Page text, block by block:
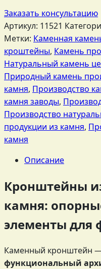
Заказать консультацию
Артикул: 11521
Метки: Каменная
кроштейны, Камень
Натуральный камень
Природный камень
камня, Производство
камня заводы,
Производство
продукции из камня,
камня
Описание
Кронштейны
камня:
элементы для
Каменный кронштейн —
функциональный